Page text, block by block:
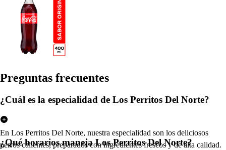
Preguntas frecuentes
¿Cuál es la especialidad de Los Perritos Del Norte?
En Los Perritos Del Norte, nuestra especialidad son los deliciosos
perros calientes, preparados con ingredientes frescos y de alta calidad.
¿Qué horarios maneja Los Perritos Del Norte?